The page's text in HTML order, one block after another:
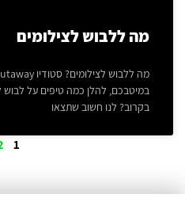
מה ללבוש לצילומים
במיטבכם, להלן כמה טיפים על לבוש
בקרוב? לנו חשוב שתצאו
1